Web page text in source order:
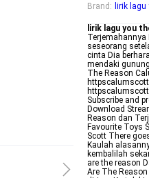
Brand : lirik
lirik lagu you
Terjemahannya
seseorang
cinta Dia
mendaki
The Reason
Subscribe and
Download
Reason dan
Favourite Toys
Scott There
Kaulah
kembalilah
are the reason
Are The